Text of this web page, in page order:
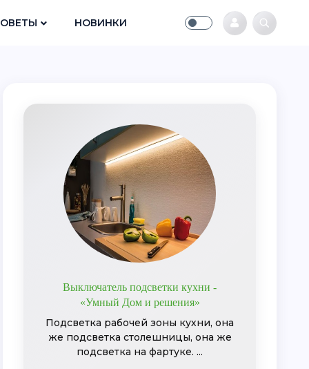
НОВИНКИ
Выключатель подсветки кухни -
«Умный Дом и решения»
Подсветка рабочей зоны кухни, она
же подсветка столешницы, она же
подсветка на фартуке. ...